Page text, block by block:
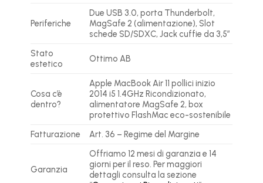
Periferiche
Due USB 3.0, porta Thunderbolt,
MagSafe 2 (alimentazione), Slot
schede SD/SDXC, Jack cuffie da 3,5″
Stato
estetico
Ottimo AB
Cosa c’è
dentro?
Apple MacBook Air 11 pollici inizio
2014 i5 1.4GHz Ricondizionato,
alimentatore MagSafe 2, box
protettivo FlashMac eco-sostenibile
Fatturazione
Art. 36 – Regime del Margine
Garanzia
Offriamo 12 mesi di garanzia e 14
giorni per il reso. Per maggiori
dettagli consulta la sezione